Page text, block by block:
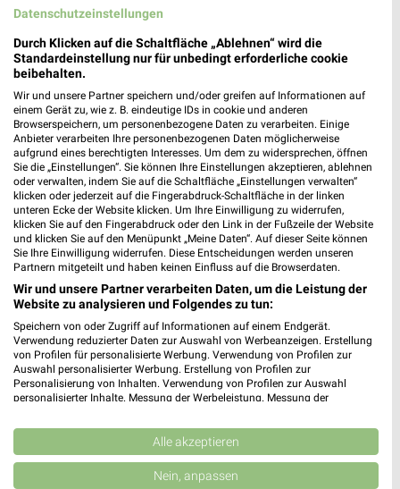
PROSPEKT BLÄTTERN
WEIN
Jetzt alle "Wein" Themen entdecken!
Datenschutzeinstellungen
Durch Klicken auf die Schaltfläche „Ablehnen“ wird die
Standardeinstellung nur für unbedingt erforderliche cookie
beibehalten.
Wir und unsere Partner speichern und/oder greifen auf Informationen auf
einem Gerät zu, wie z. B. eindeutige IDs in cookie und anderen
Browserspeichern, um personenbezogene Daten zu verarbeiten. Einige
Anbieter verarbeiten Ihre personenbezogenen Daten möglicherweise
aufgrund eines berechtigten Interesses. Um dem zu widersprechen, öffnen
Sie die „Einstellungen“. Sie können Ihre Einstellungen akzeptieren, ablehnen
oder verwalten, indem Sie auf die Schaltfläche „Einstellungen verwalten“
klicken oder jederzeit auf die Fingerabdruck-Schaltfläche in der linken
unteren Ecke der Website klicken. Um Ihre Einwilligung zu widerrufen,
klicken Sie auf den Fingerabdruck oder den Link in der Fußzeile der Website
und klicken Sie auf den Menüpunkt „Meine Daten“. Auf dieser Seite können
Sie Ihre Einwilligung widerrufen. Diese Entscheidungen werden unseren
Partnern mitgeteilt und haben keinen Einfluss auf die Browserdaten.
Wir und unsere Partner verarbeiten Daten, um die Leistung der
Website zu analysieren und Folgendes zu tun:
Speichern von oder Zugriff auf Informationen auf einem Endgerät.
Verwendung reduzierter Daten zur Auswahl von Werbeanzeigen. Erstellung
von Profilen für personalisierte Werbung. Verwendung von Profilen zur
Auswahl personalisierter Werbung. Erstellung von Profilen zur
Personalisierung von Inhalten. Verwendung von Profilen zur Auswahl
personalisierter Inhalte. Messung der Werbeleistung. Messung der
Kombinationen von Daten aus verschiedenen Quellen. Entwicklung und
Verbesserung der Angebote. Verwendung reduzierter Daten zur Auswahl
von Inhalten.
Daten können außerhalb der Europäischen Union weitergegeben und in die
Alle akzeptieren
Nein, anpassen